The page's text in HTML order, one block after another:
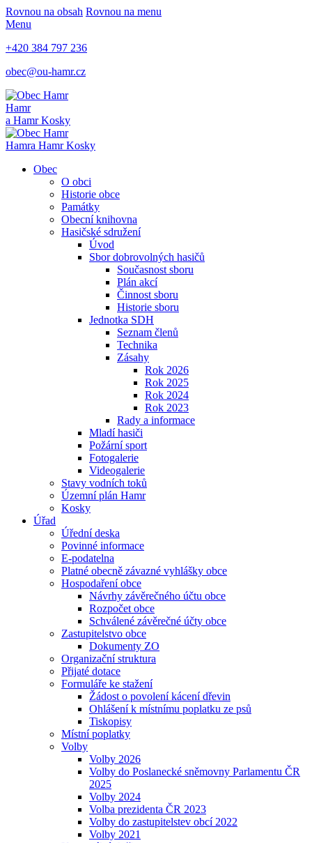
Rovnou na obsah Rovnou na menu
Menu
+420 384 797 236
obec@ou-hamr.cz
Hamr
a Hamr Kosky
Hamra Hamr Kosky
Obec
O obci
Historie obce
Památky
Obecní knihovna
Hasičské sdružení
Úvod
Sbor dobrovolných hasičů
Současnost sboru
Plán akcí
Činnost sboru
Historie sboru
Jednotka SDH
Seznam členů
Technika
Zásahy
Rok 2026
Rok 2025
Rok 2024
Rok 2023
Rady a informace
Mladí hasiči
Požární sport
Fotogalerie
Videogalerie
Stavy vodních toků
Územní plán Hamr
Kosky
Úřad
Úřední deska
Povinné informace
E-podatelna
Platné obecně závazné vyhlášky obce
Hospodaření obce
Návrhy závěrečného účtu obce
Rozpočet obce
Schválené závěrečné účty obce
Zastupitelstvo obce
Dokumenty ZO
Organizační struktura
Přijaté dotace
Formuláře ke stažení
Žádost o povolení kácení dřevin
Ohlášení k místnímu poplatku ze psů
Tiskopisy
Místní poplatky
Volby
Volby 2026
Volby do Poslanecké sněmovny Parlamentu ČR
2025
Volby 2024
Volba prezidenta ČR 2023
Volby do zastupitelstev obcí 2022
Volby 2021